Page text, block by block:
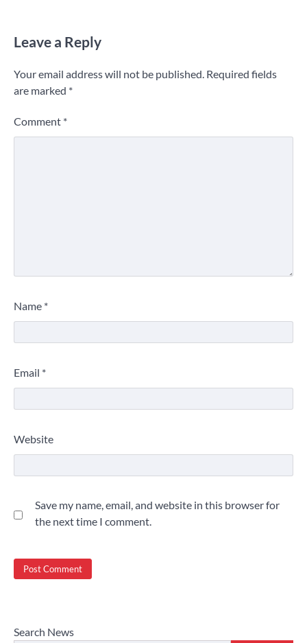
Leave a Reply
Your email address will not be published. Required fields
are marked *
Comment *
Name *
Email *
Website
Save my name, email, and website in this browser for
the next time I comment.
Search News